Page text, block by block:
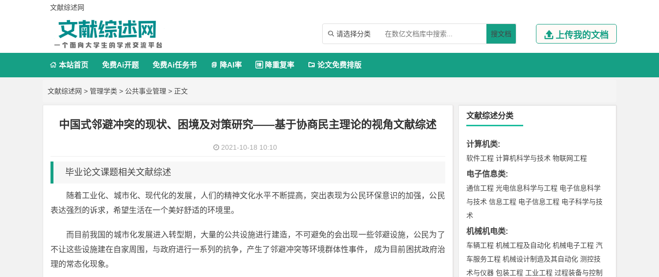
文献综述网
 请选择分类 搜文档  上传我的文档
 本站首页 免费Ai开题 免费Ai任务书  降AI率  降重复率  论文免费排版
文献综述网 > 管理学类 > 公共事业管理 > 正文
中国式邻避冲突的现状、困境及对策研究——基于协商民主理论的视角文献综述
2021-10-18 10:10
毕业论文课题相关文献综述
随着工业化、城市化、现代化的发展，人们的精神文化水平不断提高，突出表现为公民环保意识的加强，公民
表达强烈的诉求，希望生活在一个美好舒适的环境里。
而目前我国的城市化发展进入转型期，大量的公共设施进行建造，不可避免的会出现一些邻避设施，公民为了
不让这些设施建在自家周围，与政府进行一系列的抗争，产生了邻避冲突等环境群体性事件， 成为目前困扰政府治
理的常态化现象。
文献综述分类
计算机类:
软件工程 计算机科学与技术 物联网工程
电子信息类:
通信工程 光电信息科学与工程 电子信息科学
与技术 信息工程 电子信息工程 电子科学与技
术
机械机电类:
车辆工程 机械工程及自动化 机械电子工程 汽
车服务工程 机械设计制造及其自动化 测控技
术与仪器 包装工程 工业工程 过程装备与控制